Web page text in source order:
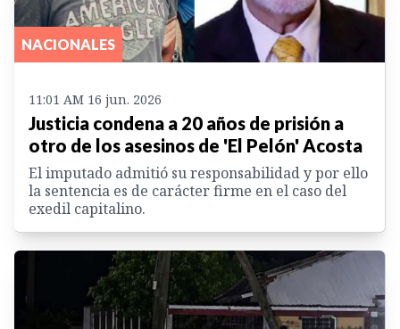
NACIONALES
11:01 AM 16 jun. 2026
Justicia condena a 20 años de prisión a
otro de los asesinos de 'El Pelón' Acosta
El imputado admitió su responsabilidad y por ello
la sentencia es de carácter firme en el caso del
exedil capitalino.